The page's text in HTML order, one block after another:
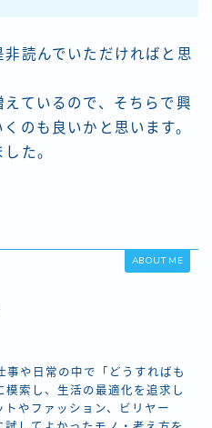
読んでいただければと思
ているので、そちらで興
のも良いかと思います。
た。
ABOUT ME
事や日常の中で「どうすればも
索し、生活の最適化を追求し
やファッション、ビリヤー